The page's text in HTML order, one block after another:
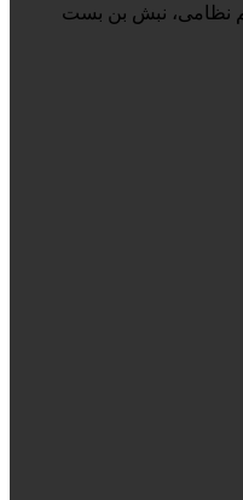
نظامی، نبش بن بست